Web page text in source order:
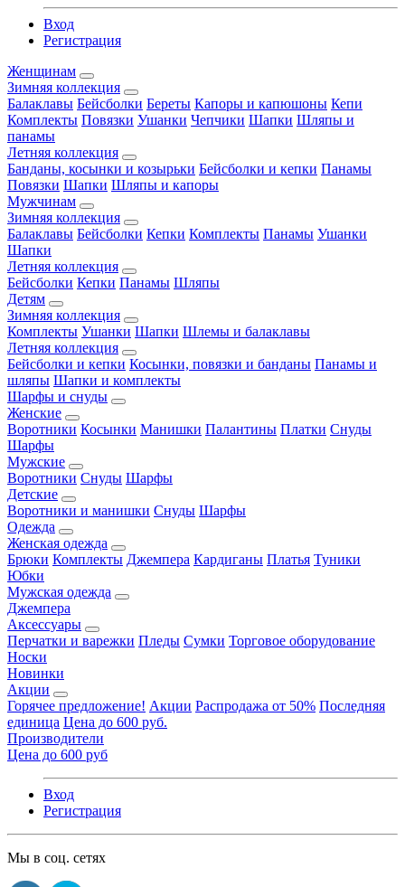
Вход
Регистрация
Женщинам
Зимняя коллекция
Балаклавы Бейсболки Береты Капоры и капюшоны Кепи
Комплекты Повязки Ушанки Чепчики Шапки Шляпы и
панамы
Летняя коллекция
Банданы, косынки и козырьки Бейсболки и кепки Панамы
Повязки Шапки Шляпы и капоры
Мужчинам
Зимняя коллекция
Балаклавы Бейсболки Кепки Комплекты Панамы Ушанки
Шапки
Летняя коллекция
Бейсболки Кепки Панамы Шляпы
Детям
Зимняя коллекция
Комплекты Ушанки Шапки Шлемы и балаклавы
Летняя коллекция
Бейсболки и кепки Косынки, повязки и банданы Панамы и
шляпы Шапки и комплекты
Шарфы и снуды
Женские
Воротники Косынки Манишки Палантины Платки Снуды
Шарфы
Мужские
Воротники Снуды Шарфы
Детские
Воротники и манишки Снуды Шарфы
Одежда
Женская одежда
Брюки Комплекты Джемпера Кардиганы Платья Туники
Юбки
Мужская одежда
Джемпера
Аксессуары
Перчатки и варежки Пледы Сумки Торговое оборудование
Носки
Новинки
Акции
Горячее предложение! Акции Распродажа от 50% Последняя
единица Цена до 600 руб.
Производители
Цена до 600 руб
Вход
Регистрация
Мы в соц. сетях